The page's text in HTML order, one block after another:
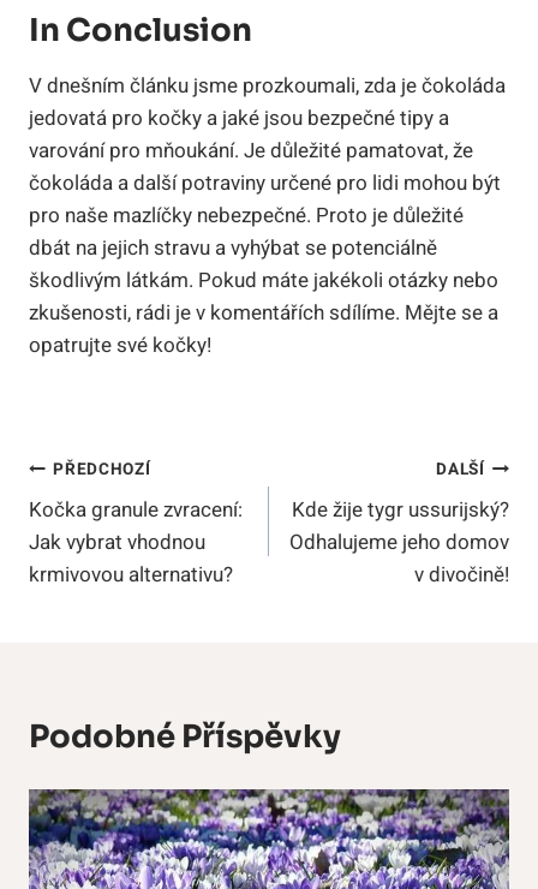
In Conclusion
V dnešním článku jsme prozkoumali, zda je čokoláda
jedovatá pro kočky a jaké jsou bezpečné tipy a
varování pro mňoukání. Je důležité pamatovat, že
čokoláda a další potraviny určené pro lidi mohou být
pro naše mazlíčky nebezpečné. Proto je důležité
dbát na jejich stravu a vyhýbat se potenciálně
škodlivým látkám. Pokud máte jakékoli otázky nebo
zkušenosti, rádi je v komentářích sdílíme. Mějte se a
opatrujte své kočky!
Navigace
Pro
Příspěvek
PŘEDCHOZÍ
Kočka granule zvracení:
Jak vybrat vhodnou
krmivovou alternativu?
DALŠÍ
Kde žije tygr ussurijský?
Odhalujeme jeho domov
v divočině!
Podobné Příspěvky